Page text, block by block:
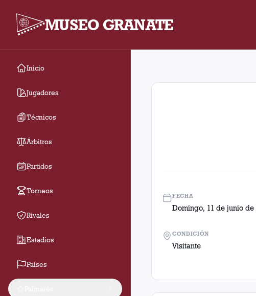
MUSEO GRANATE
Inicio
Jugadores
Técnicos
Árbitros
Partidos
Torneos
Rivales
Estadios
Países
Fecha 15 (interzonal).
FECHA
Domingo, 11 de junio de
CONDICIÓN
Visitante